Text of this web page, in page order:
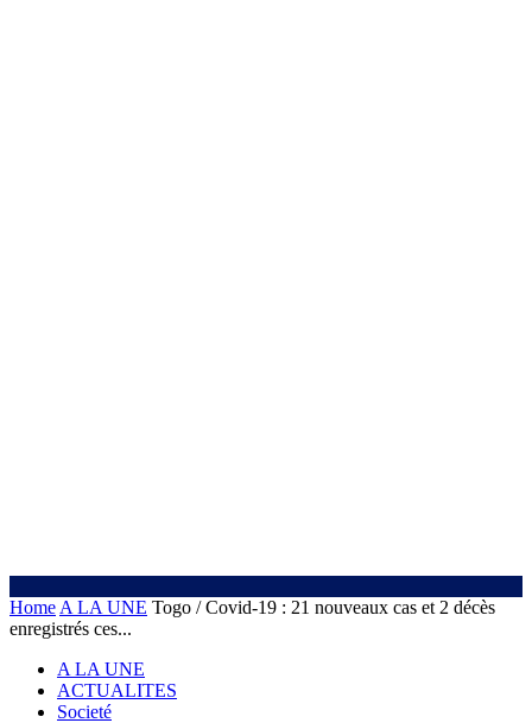
Home A LA UNE Togo / Covid-19 : 21 nouveaux cas et 2 décès
enregistrés ces...
A LA UNE
ACTUALITES
Societé